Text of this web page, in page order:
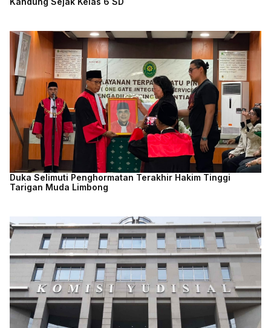
Duka Selimuti Penghormatan Terakhir Hakim Tinggi
Tarigan Muda Limbong